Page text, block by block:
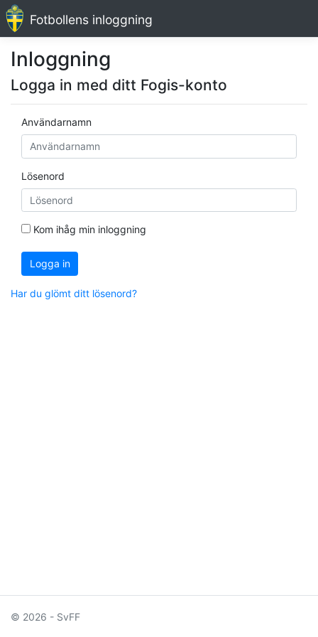
Fotbollens inloggning
Inloggning
Logga in med ditt Fogis-konto
Användarnamn
Lösenord
Kom ihåg min inloggning
Logga in
Har du glömt ditt lösenord?
© 2026 - SvFF